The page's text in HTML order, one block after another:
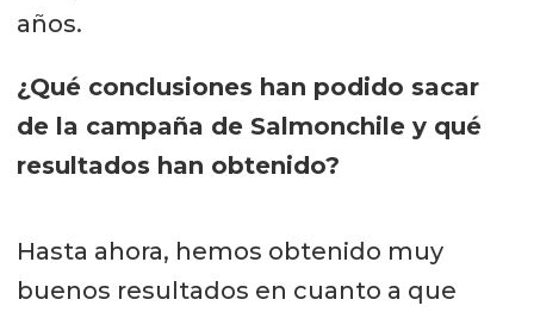
años.
¿Qué conclusiones han podido sacar
de la campaña de Salmonchile y qué
resultados han obtenido?
Hasta ahora, hemos obtenido muy
buenos resultados en cuanto a que